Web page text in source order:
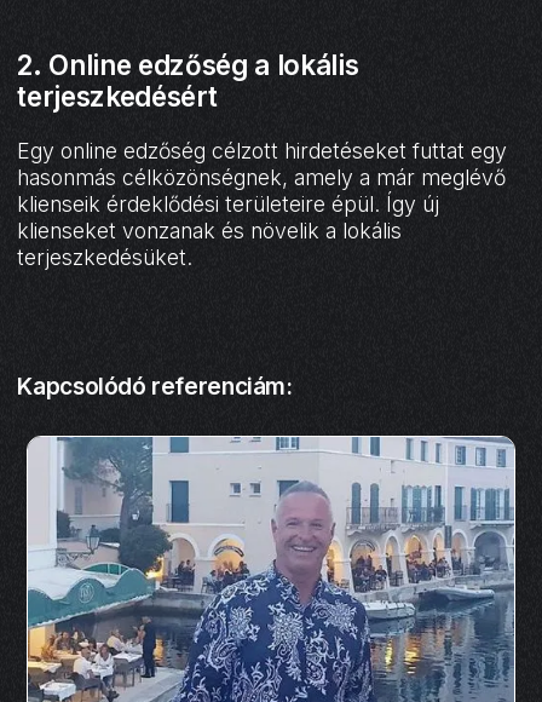
2. Online edzőség a lokális
terjeszkedésért
Egy online edzőség célzott hirdetéseket futtat egy
hasonmás célközönségnek, amely a már meglévő
klienseik érdeklődési területeire épül. Így új
klienseket vonzanak és növelik a lokális
terjeszkedésüket.
Kapcsolódó referenciám: